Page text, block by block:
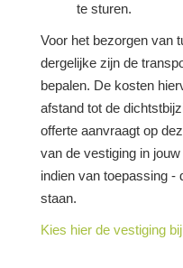
te sturen.
Voor het bezorgen van
dergelijke zijn de
bepalen. De kosten
afstand tot de
offerte aanvraagt op
van de vestiging in
indien van toepassing -
staan.
Kies hier de vestiging